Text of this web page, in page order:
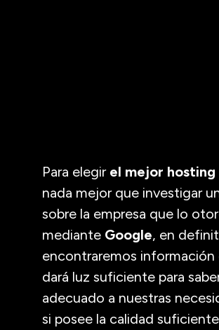
Para elegir el mejor hosting
nada mejor que investigar
sobre la empresa que lo
mediante Google, en
encontraremos información
dará luz suficiente para
adecuado a nuestras
si posee la calidad